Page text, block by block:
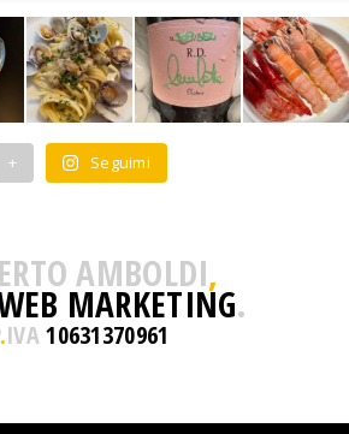
+ Seguimi
AMBOLDI,
MARKETING.
.IVA10631370961